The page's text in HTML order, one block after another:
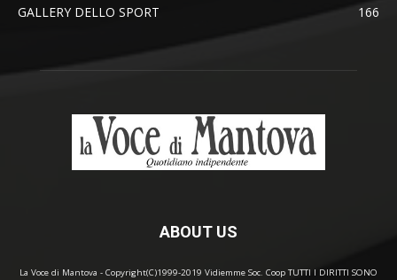
GALLERY DELLO SPORT
166
ABOUT US
La Voce di Mantova - Copyright(C)1999-2019 Vidiemme Soc. Coop TUTTI I DIRITTI SONO